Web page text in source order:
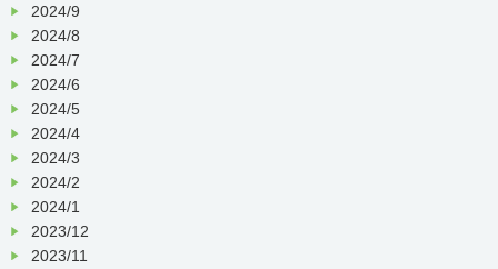
2024/9
2024/8
2024/7
2024/6
2024/5
2024/4
2024/3
2024/2
2024/1
2023/12
2023/11